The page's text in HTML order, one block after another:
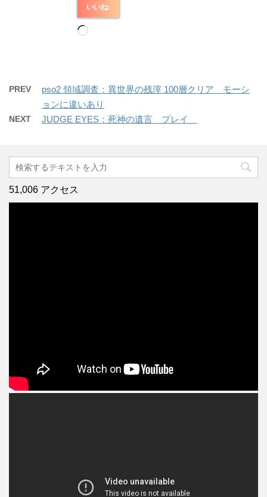
いいね:
読
PREV
pso2 領域調査：異世界の残滓 100層クリア モーシ
ョンに違いあり
NEXT JUDGE EYES：死神の遺言 プレイ
51,006 アクセス